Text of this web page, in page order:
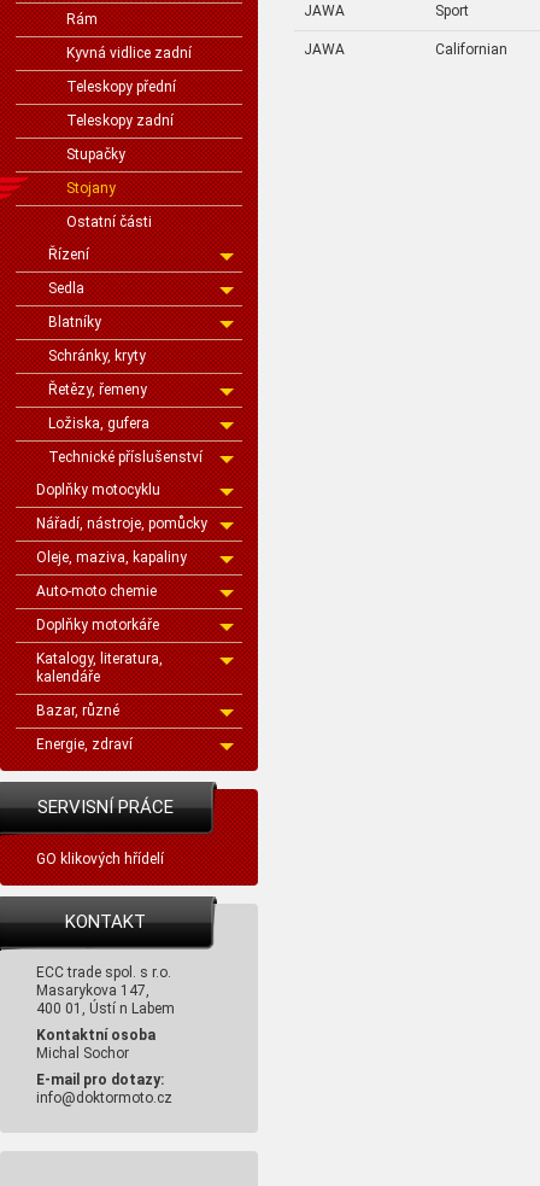
Rám
Kyvná vidlice zadní
Teleskopy přední
Teleskopy zadní
Stupačky
Stojany
Ostatní části
Řízení
Sedla
Blatníky
Schránky, kryty
Řetězy, řemeny
Ložiska, gufera
Technické příslušenství
Doplňky motocyklu
Nářadí, nástroje, pomůcky
Oleje, maziva, kapaliny
Auto-moto chemie
Doplňky motorkáře
Katalogy, literatura,
kalendáře
Bazar, různé
Energie, zdraví
SERVISNÍ PRÁCE
GO klikových hřídelí
KONTAKT
ECC trade spol. s r.o.
Masarykova 147,
400 01, Ústí n Labem
Kontaktní osoba
Michal Sochor
E-mail pro dotazy:
info@doktormoto.cz
JAWA Sport
JAWA Californian